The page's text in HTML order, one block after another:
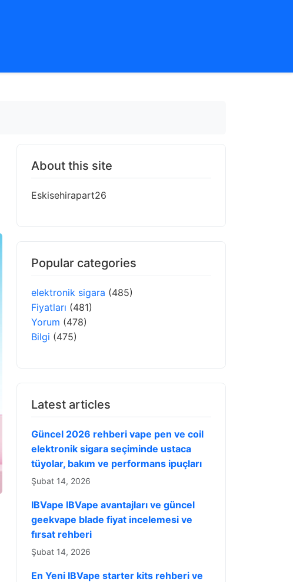
About this site
Eskisehirapart26
Popular categories
elektronik sigara (485)
Fiyatları (481)
Yorum (478)
Bilgi (475)
Latest articles
Güncel 2026 rehberi vape pen ve coil
elektronik sigara seçiminde ustaca
tüyolar, bakım ve performans ipuçları
Şubat 14, 2026
IBVape IBVape avantajları ve güncel
geekvape blade fiyat incelemesi ve
fırsat rehberi
Şubat 14, 2026
En Yeni IBVape starter kits rehberi ve